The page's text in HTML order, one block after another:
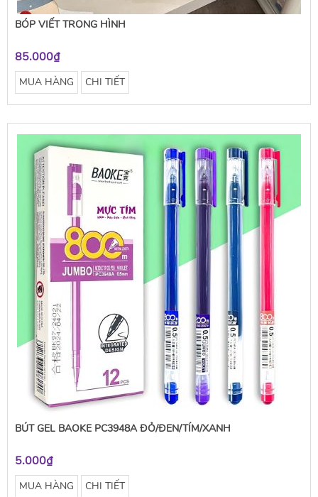
BÓP VIẾT TRONG HÌNH
85.000₫
MUA HÀNG CHI TIẾT
BÚT GEL BAOKE PC3948A ĐỎ/ĐEN/TÍM/XANH
5.000₫
MUA HÀNG CHI TIẾT